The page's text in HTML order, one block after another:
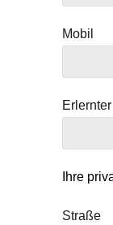
Mobil
Ihre
Straße